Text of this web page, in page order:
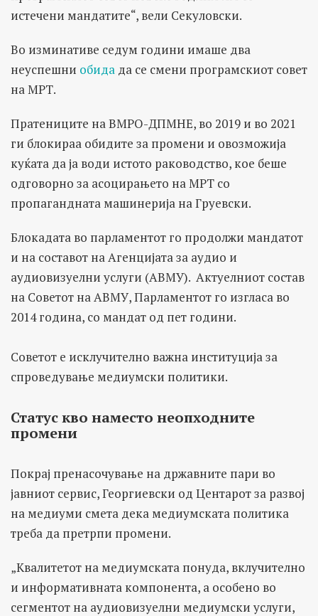
истечени мандатите“, вели Секуловски.
Во изминативе седум години имаше два
неуспешни обида да се смени програмскиот совет
на МРТ.
Пратениците на ВМРО-ДПМНЕ, во 2019 и во 2021
ги блокираа обидите за промени и овозможија
куќата да ја води истото раководство, кое беше
одговорно за асоцирањето на МРТ со
пропагандната машинерија на Груевски.
Блокадата во парламентот го продолжи мандатот
и на составот на Агенцијата за аудио и
аудиовизуелни услуги (АВМУ). Актуелниот состав
на Советот на АВМУ, Парламентот го изгласа во
2014 година, со мандат од пет години.
Советот е исклучително важна институција за
спроведување медиумски политики.
Статус кво наместо неопходните
промени
Покрај пренасочување на државните пари во
јавниот сервис, Георгиевски од Центарот за развој
на медиуми смета дека медиумската политика
треба да претрпи промени.
„Квалитетот на медиумската понуда, вклучително
и информативната компонента, а особено во
сегментот на аудиовизуелни медиумски услуги,